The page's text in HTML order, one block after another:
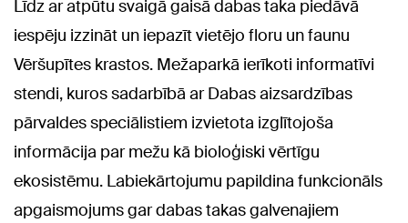
Līdz ar atpūtu svaigā gaisā dabas taka piedāvā
iespēju izzināt un iepazīt vietējo floru un faunu
Vēršupītes krastos. Mežaparkā ierīkoti informatīvi
stendi, kuros sadarbībā ar Dabas aizsardzības
pārvaldes speciālistiem izvietota izglītojoša
informācija par mežu kā bioloģiski vērtīgu
ekosistēmu. Labiekārtojumu papildina funkcionāls
apgaismojums gar dabas takas galvenajiem